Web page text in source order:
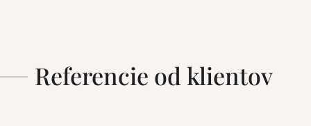
Referencie od klientov